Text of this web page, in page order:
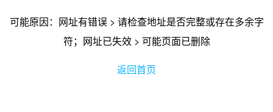
可能原因：网址有错误 > 请检查地址是否完整或存在多余字
符；网址已失效 > 可能页面已删除
返回首页